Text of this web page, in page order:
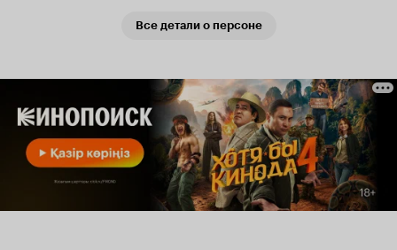
Все детали о персоне